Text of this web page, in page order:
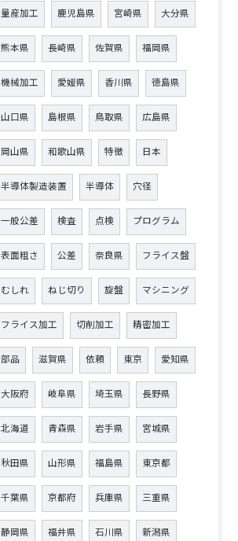
量産加工 鹿児島県 宮崎県 大分県
熊本県 長崎県 佐賀県 福岡県
機械加工 愛媛県 香川県 徳島県
山口県 島根県 鳥取県 広島県
岡山県 和歌山県 特徴 日本
半導体製造装置 半導体 穴径
一般公差 検査 点検 プログラム
表面粗さ 公差 奈良県 フライス盤
むしれ ねじ切り 旋盤 マシニング
フライス加工 切削加工 精密加工
部品 滋賀県 依頼 東京 愛知県
大阪府 岐阜県 埼玉県 長野県
北海道 青森県 岩手県 宮城県
秋田県 山形県 福島県 東京都
千葉県 京都府 兵庫県 三重県
静岡県 福井県 石川県 新潟県